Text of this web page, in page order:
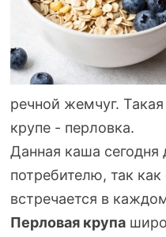
речной жемчуг.
крупе - перловка.
Данная каша
потребителю, так
встречается в
Перловая крупа